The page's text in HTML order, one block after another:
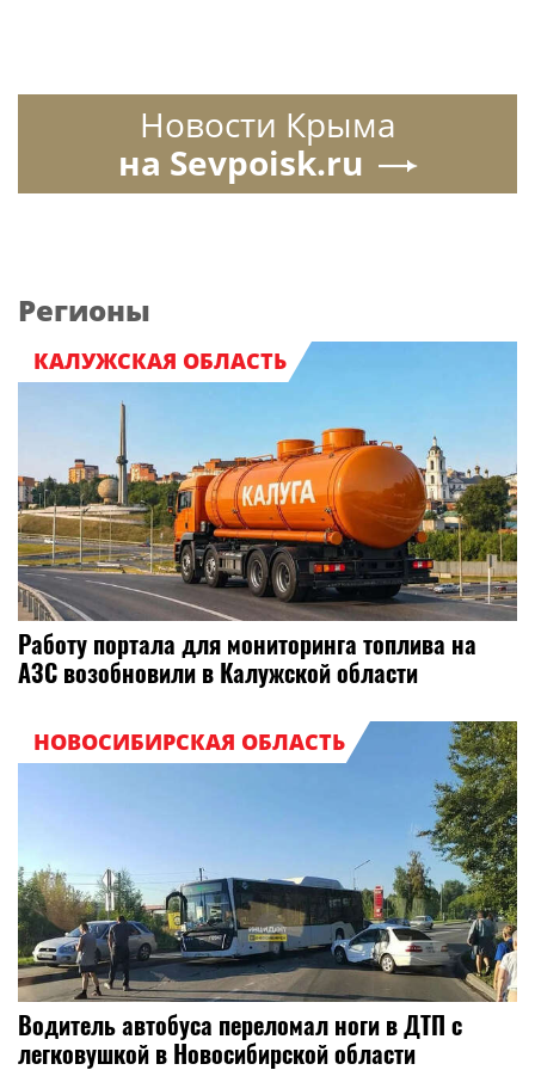
Новости Крыма
на Sevpoisk.ru
Регионы
КАЛУЖСКАЯ ОБЛАСТЬ
Работу портала для мониторинга топлива на
АЗС возобновили в Калужской области
НОВОСИБИРСКАЯ ОБЛАСТЬ
Водитель автобуса переломал ноги в ДТП с
легковушкой в Новосибирской области